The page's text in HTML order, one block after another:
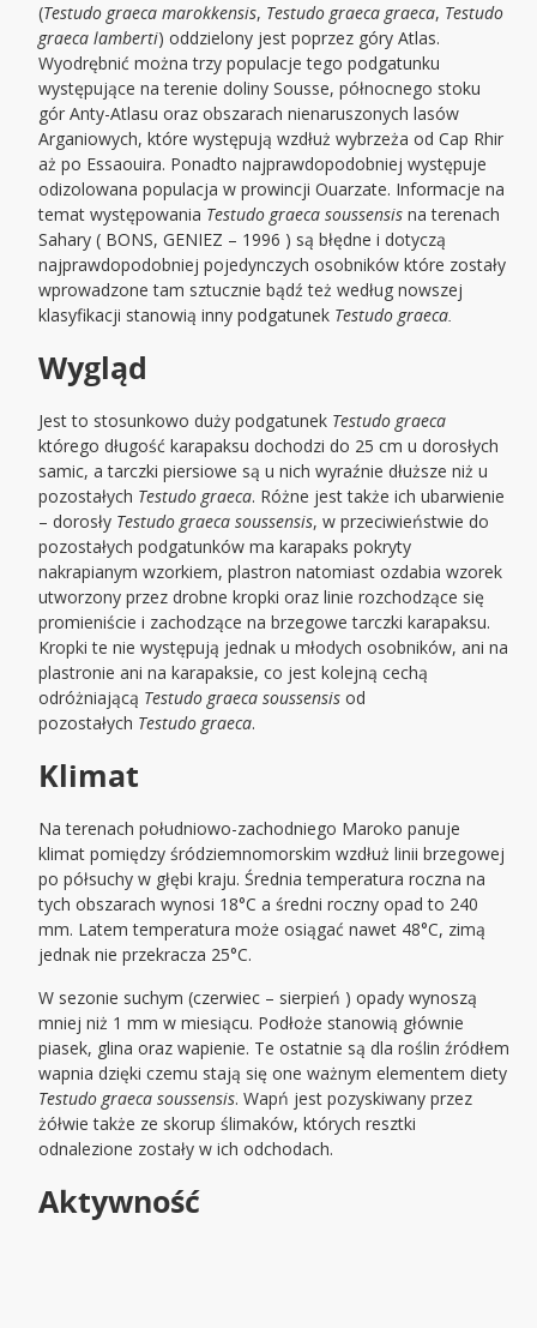
(Testudo graeca marokkensis, Testudo graeca graeca, Testudo
graeca lamberti) oddzielony jest poprzez góry Atlas.
Wyodrębnić można trzy populacje tego podgatunku
występujące na terenie doliny Sousse, północnego stoku
gór Anty-Atlasu oraz obszarach nienaruszonych lasów
Arganiowych, które występują wzdłuż wybrzeża od Cap Rhir
aż po Essaouira. Ponadto najprawdopodobniej występuje
odizolowana populacja w prowincji Ouarzate. Informacje na
temat występowania Testudo graeca soussensis na terenach
Sahary ( BONS, GENIEZ – 1996 ) są błędne i dotyczą
najprawdopodobniej pojedynczych osobników które zostały
wprowadzone tam sztucznie bądź też według nowszej
klasyfikacji stanowią inny podgatunek Testudo graeca.
Wygląd
Jest to stosunkowo duży podgatunek Testudo graeca
którego długość karapaksu dochodzi do 25 cm u dorosłych
samic, a tarczki piersiowe są u nich wyraźnie dłuższeniż u
pozostałych Testudo graeca. Różne jest także ich ubarwienie
– dorosły Testudo graeca soussensis, w przeciwieństwie do
pozostałych podgatunków ma karapaks pokryty
nakrapianym wzorkiem, plastron natomiast ozdabia wzorek
utworzony przez drobne kropki oraz linie rozchodzące się
promieniście i zachodzące na brzegowe tarczki karapaksu.
Kropki te nie występują jednak u młodych osobników, ani na
plastronie ani na karapaksie, co jest kolejną cechą
odróżniającą Testudo graeca soussensis od
pozostałych Testudo graeca.
Klimat
Na terenach południowo-zachodniego Maroko panuje
klimat pomiędzy śródziemnomorskim wzdłuż linii brzegowej
po półsuchy w głębi kraju. Średnia temperatura roczna na
tych obszarach wynosi 18°C a średni roczny opad to 240
mm. Latem temperatura może osiągać nawet 48°C, zimą
jednak nie przekracza 25°C.
W sezonie suchym (czerwiec – sierpień ) opady wynoszą
mniejniż 1 mm w miesiącu. Podłoże stanowią głównie
piasek, glina oraz wapienie. Te ostatnie są dla roślin źródłem
wapnia dzięki czemu stają się one ważnym elementem diety
Testudo graeca soussensis. Wapń jest pozyskiwany przez
żółwie także ze skorup ślimaków, których resztki
odnalezione zostały w ich odchodach.
Aktywność